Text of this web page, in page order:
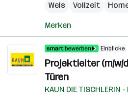
Wels
Vollzeit
Merken
Einblicke
Projektleiter (m/w/
Türen
KAUN DIE TISCHLERIN